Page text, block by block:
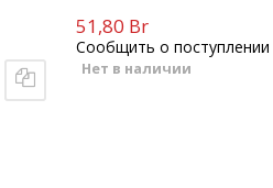
51,80 Br
Сообщить о поступлении
Нет в наличии